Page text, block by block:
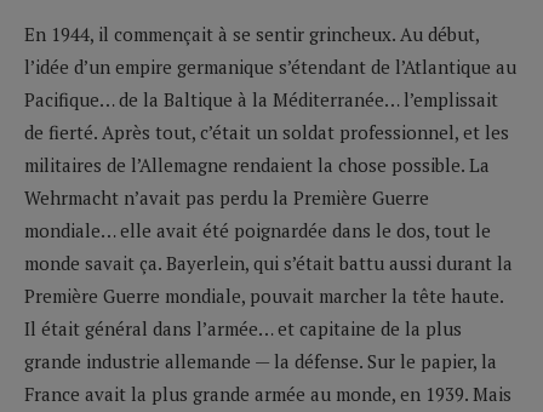
En 1944, il commençait à se sentir grincheux. Au début,
l’idée d’un empire germanique s’étendant de l’Atlantique au
Pacifique… de la Baltique à la Méditerranée… l’emplissait
de fierté. Après tout, c’était un soldat professionnel, et les
militaires de l’Allemagne rendaient la chose possible. La
Wehrmacht n’avait pas perdu la Première Guerre
mondiale… elle avait été poignardée dans le dos, tout le
monde savait ça. Bayerlein, qui s’était battu aussi durant la
Première Guerre mondiale, pouvait marcher la tête haute.
Il était général dans l’armée… et capitaine de la plus
grande industrie allemande — la défense. Sur le papier, la
France avait la plus grande armée au monde, en 1939. Mais